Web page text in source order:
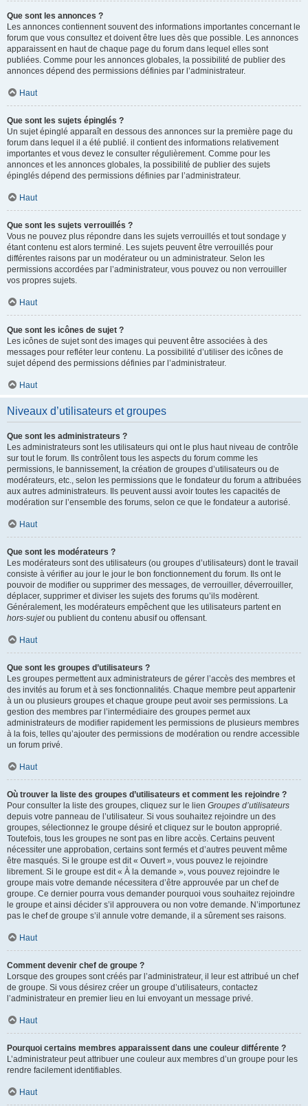
Que sont les annonces ?
Les annonces contiennent souvent des informations importantes concernant le
forum que vous consultez et doivent être lues dès que possible. Les annonces
apparaissent en haut de chaque page du forum dans lequel elles sont
publiées. Comme pour les annonces globales, la possibilité de publier des
annonces dépend des permissions définies par l’administrateur.
Haut
Que sont les sujets épinglés ?
Un sujet épinglé apparaît en dessous des annonces sur la première page du
forum dans lequel il a été publié. il contient des informations relativement
importantes et vous devez le consulter régulièrement. Comme pour les
annonces et les annonces globales, la possibilité de publier des sujets
épinglés dépend des permissions définies par l’administrateur.
Haut
Que sont les sujets verrouillés ?
Vous ne pouvez plus répondre dans les sujets verrouillés et tout sondage y
étant contenu est alors terminé. Les sujets peuvent être verrouillés pour
différentes raisons par un modérateur ou un administrateur. Selon les
permissions accordées par l’administrateur, vous pouvez ou non verrouiller
vos propres sujets.
Haut
Que sont les icônes de sujet ?
Les icônes de sujet sont des images qui peuvent être associées à des
messages pour refléter leur contenu. La possibilité d’utiliser des icônes de
sujet dépend des permissions définies par l’administrateur.
Haut
Niveaux d’utilisateurs et groupes
Que sont les administrateurs ?
Les administrateurs sont les utilisateurs qui ont le plus haut niveau de contrôle
sur tout le forum. Ils contrôlent tous les aspects du forum comme les
permissions, le bannissement, la création de groupes d’utilisateurs ou de
modérateurs, etc., selon les permissions que le fondateur du forum a attribuées
aux autres administrateurs. Ils peuvent aussi avoir toutes les capacités de
modération sur l’ensemble des forums, selon ce que le fondateur a autorisé.
Haut
Que sont les modérateurs ?
Les modérateurs sont des utilisateurs (ou groupes d’utilisateurs) dont le travail
consiste à vérifier au jour le jour le bon fonctionnement du forum. Ils ont le
pouvoir de modifier ou supprimer des messages, de verrouiller, déverrouiller,
déplacer, supprimer et diviser les sujets des forums qu’ils modèrent.
Généralement, les modérateurs empêchent que les utilisateurs partent en
hors-sujetou publient du contenu abusif ou offensant.
Haut
Que sont les groupes d’utilisateurs ?
Les groupes permettent aux administrateurs de gérer l’accès des membres et
des invités au forum et à ses fonctionnalités. Chaque membre peut appartenir
à un ou plusieurs groupes et chaque groupe peut avoir ses permissions. La
gestion des membres par l’intermédiaire des groupes permet aux
administrateurs de modifier rapidement les permissions de plusieurs membres
à la fois, telles qu’ajouter des permissions de modération ou rendre accessible
un forum privé.
Haut
Où trouver la liste des groupes d’utilisateurs et comment les rejoindre ?
Pour consulter la liste des groupes, cliquez sur le lien Groupes d’utilisateurs
depuis votre panneau de l’utilisateur. Si vous souhaitez rejoindre un des
groupes, sélectionnez le groupe désiré et cliquez sur le bouton approprié.
Toutefois, tous les groupes ne sont pas en libre accès. Certains peuvent
nécessiter une approbation, certains sont fermés et d’autres peuvent même
être masqués. Si le groupe est dit « Ouvert », vous pouvez le rejoindre
librement. Si le groupe est dit « À la demande », vous pouvez rejoindre le
groupe mais votre demande nécessitera d’être approuvée par un chef de
groupe. Ce dernier pourra vous demander pourquoi vous souhaitez rejoindre
le groupe et ainsi décider s’il approuvera ou non votre demande. N’importunez
pas le chef de groupe s’il annule votre demande, il a sûrement ses raisons.
Haut
Comment devenir chef de groupe ?
Lorsque des groupes sont créés par l’administrateur, il leur est attribué un chef
de groupe. Si vous désirez créer un groupe d’utilisateurs, contactez
l’administrateur en premier lieu en lui envoyant un message privé.
Haut
Pourquoi certains membres apparaissent dans une couleur différente ?
L’administrateur peut attribuer une couleur aux membres d’un groupe pour les
rendre facilement identifiables.
Haut